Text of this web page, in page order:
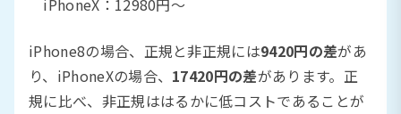
iPhoneX：12980円〜
iPhone8の場合、正規と非正規には9420円の差があ
り、iPhoneXの場合、 17420円の差があります。正
規に比べ、非正規ははるかに低コストであることが